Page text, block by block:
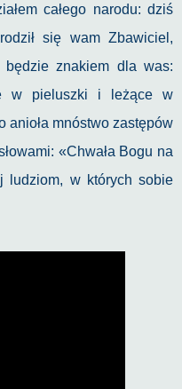
całego narodu: dziś
się wam Zbawiciel,
znakiem dla was:
w pieluszki i leżące w
anioła mnóstwo zastępów
«Chwała Bogu na
ludziom, w których sobie